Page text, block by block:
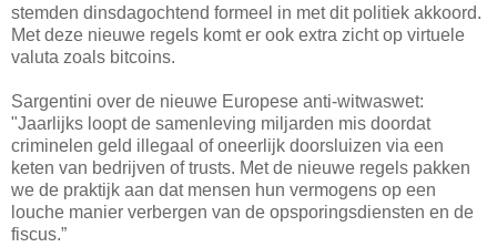
stemden dinsdagochtend formeel in met dit politiek akkoord.
Met deze nieuwe regels komt er ook extra zicht op virtuele
valuta zoals bitcoins.
Sargentini over de nieuwe Europese anti-witwaswet:
"Jaarlijks loopt de samenleving miljarden mis doordat
criminelen geld illegaal of oneerlijk doorsluizen via een
keten van bedrijven of trusts. Met de nieuwe regels pakken
we de praktijk aan dat mensen hun vermogens op een
louche manier verbergen van de opsporingsdiensten en de
fiscus.”